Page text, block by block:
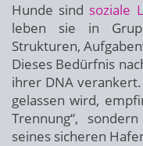
Hunde sind soziale
leben sie in
Strukturen,
Dieses Bedürfnis
ihrer DNA
gelassen wird,
Trennung“,
seines sicheren